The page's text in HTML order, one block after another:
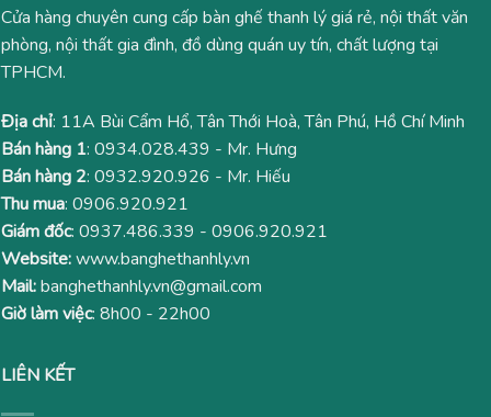
Cửa hàng chuyên cung cấp bàn ghế thanh lý giá rẻ, nội thất văn
phòng, nội thất gia đình, đồ dùng quán uy tín, chất lượng tại
TPHCM.
Địa chỉ: 11A Bùi Cẩm Hổ, Tân Thới Hoà, Tân Phú, Hồ Chí Minh
Bán hàng 1: 0934.028.439 - Mr. Hưng
Bán hàng 2: 0932.920.926 - Mr. Hiếu
Thu mua: 0906.920.921
Giám đốc: 0937.486.339 - 0906.920.921
Website:www.banghethanhly.vn
Mail:banghethanhly.vn@gmail.com
Giờ làm việc: 8h00 - 22h00
LIÊN KẾT